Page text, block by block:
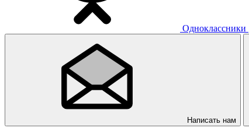
Одноклассники
Написать нам